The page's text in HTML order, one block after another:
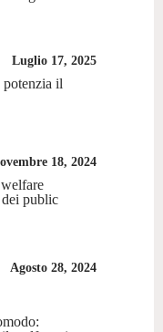
Luglio 17, 2025
potenzia il
18, 2024
dei public
Agosto 28, 2024